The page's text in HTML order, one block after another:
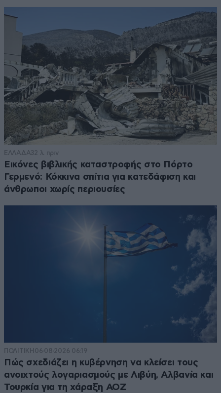
ΕΛΛΑΔΑ32 λ. πριν
Εικόνες βιβλικής καταστροφής στο Πόρτο
Γερμενό: Κόκκινα σπίτια για κατεδάφιση και
άνθρωποι χωρίς περιουσίες
ΠΟΛΙΤΙΚΗ 06·08·2026 06:19
Πώς σχεδιάζει η κυβέρνηση να κλείσει τους
ανοιχτούς λογαριασμούς με Λιβύη, Αλβανία και
Τουρκία για τη χάραξη ΑΟΖ